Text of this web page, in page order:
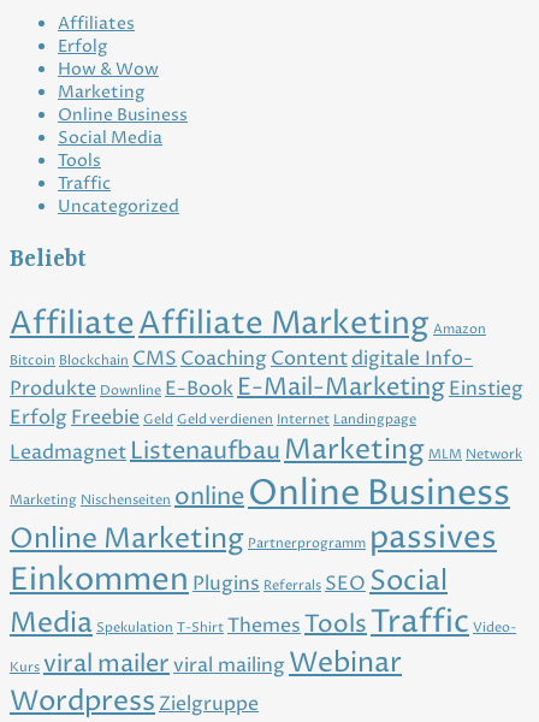
Affiliates
Erfolg
How & Wow
Marketing
Online Business
Social Media
Tools
Traffic
Uncategorized
Beliebt
AffiliateAffiliate Marketing Amazon
Bitcoin Blockchain CMS CoachingContentdigitale Info-
Produkte Downline E-BookE-Mail-MarketingEinstieg
ErfolgFreebie Geld Geld verdienen Internet Landingpage
LeadmagnetListenaufbauMarketing MLM Network
Marketing Nischenseiten onlineOnline Business
Online Marketing Partnerprogramm passives
Einkommen Plugins Referrals SEO Social
Media Spekulation T-Shirt ThemesToolsTraffic Video-
Kurs viral mailerviral mailingWebinar
Wordpress Zielgruppe